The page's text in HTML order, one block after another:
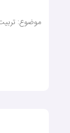
موضوع: تربیت